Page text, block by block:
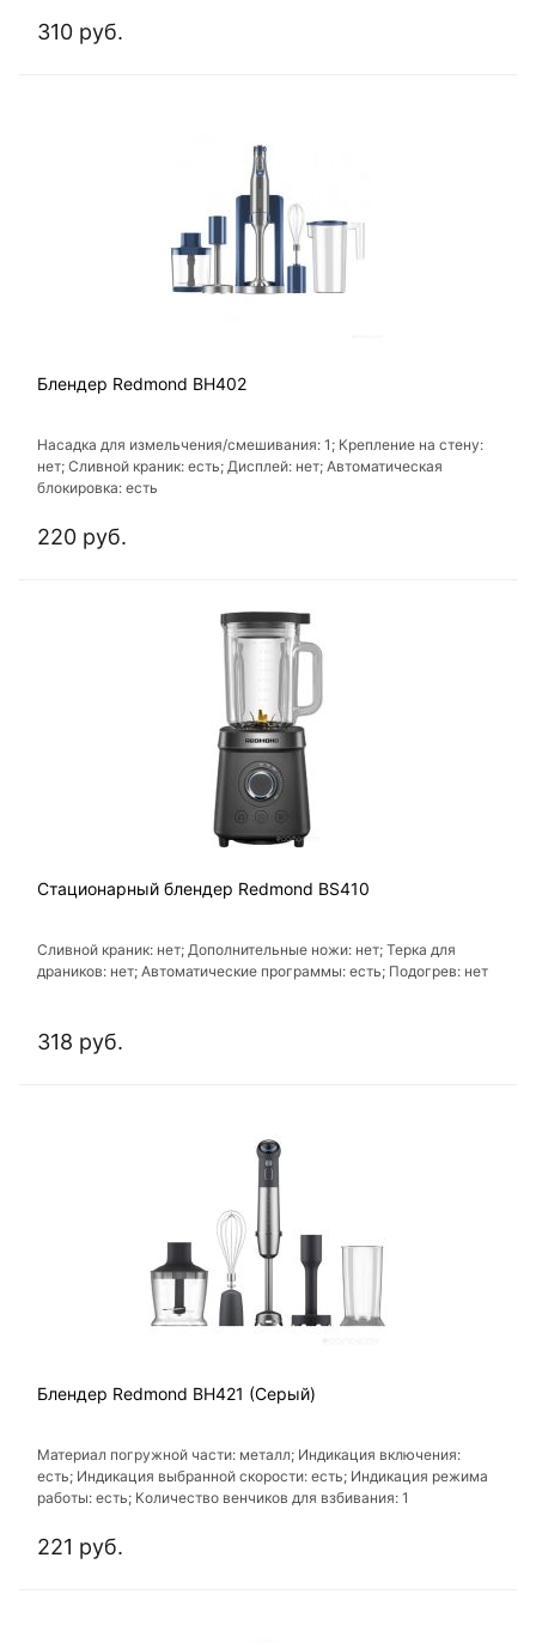
310 руб.
Блендер Redmond BH402
Насадка для измельчения/смешивания: 1; Крепление на стену:
нет; Сливной краник: есть; Дисплей: нет; Автоматическая
блокировка: есть
220 руб.
Стационарный блендер Redmond BS410
Сливной краник: нет; Дополнительные ножи: нет; Терка для
драников: нет; Автоматические программы: есть; Подогрев: нет
318 руб.
Блендер Redmond BH421 (Серый)
Материал погружной части: металл; Индикация включения:
есть; Индикация выбранной скорости: есть; Индикация режима
работы: есть; Количество венчиков для взбивания: 1
221 руб.